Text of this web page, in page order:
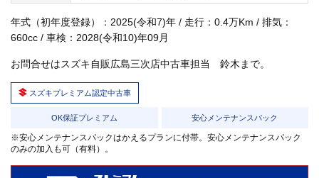
年式（初年度登録）：2025(令和7)年 / 走行：0.4万Km / 排気：
660cc / 車検：2028(令和10)年09月
お問合せはスズキ自販広島三次店中古車担当 鈴木まで。
スズキプレミアム認定中古車
OK保証プレミアム 安心メンテナンスパック
※安心メンテナンスパックはかえるプランに付帯。安心メンテナンスパック
のみの加入も可（有料）。